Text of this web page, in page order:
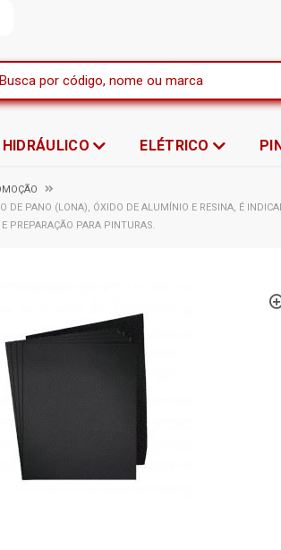
HIDRÁULICO ELÉTRICO
DE PANO (LONA), ÓXIDO DE ALUMÍNIO E RESINA, É
PREPARAÇÃO PARA PINTURAS.